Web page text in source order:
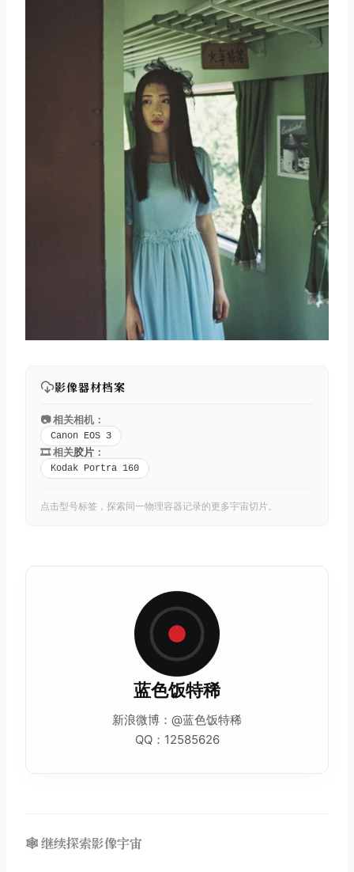
影像器材档案
📷 相关相机：
Canon EOS 3
🎞️ 相关胶片 ：
Kodak Portra 160
点击型号标签，探索同一物理容器记录的更多宇宙切片。
蓝色饭特稀
新浪微博：@蓝色饭特稀
QQ：12585626
🕸️ 继续探索影像宇宙